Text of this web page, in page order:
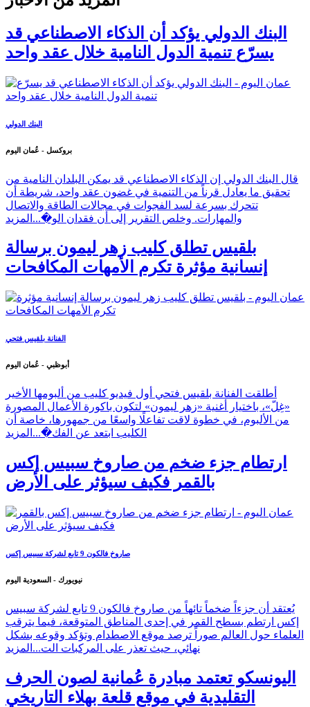
البنك الدولي يؤكد أن الذكاء الاصطناعي قد
يسرّع تنمية الدول النامية خلال عقد واحد
البنك الدولي
بروكسل - عُمان اليوم
قال البنك الدولي إن الذكاء الاصطناعي قد يمكن البلدان النامية من
تحقيق ما يعادل قرناً من التنمية في غضون عقد واحد، شريطة أن
تتحرك بسرعة لسد الفجوات في مجالات الطاقة والاتصال
والمهارات. وخلص التقرير إلى أن فقدان الو�... المزيد
بلقيس تطلق كليب زهر ليمون برسالة
إنسانية مؤثرة تكرم الأمهات المكافحات
الفنانة بلقيس فتحي
أبوظبي - عُمان اليوم
أطلقت الفنانة بلقيس فتحي أول فيديو كليب من ألبومها الأخير
«غِلّ»، باختيار أغنية «زهر ليمون» لتكون باكورة الأعمال المصورة
من الألبوم، في خطوة لاقت تفاعلًا واسعًا من جمهورها، خاصة أن
الكليب ابتعد عن الفك�... المزيد
ارتطام جزء ضخم من صاروخ سبيس إكس
بالقمر فكيف سيؤثر على الأرض
صاروخ فالكون 9 تابع لشركة سبيس إكس
نيويورك - السعودية اليوم
يُعتقد أن جزءاً ضخماً تائهاً من صاروخ فالكون 9 تابع لشركة سبيس
إكس ارتطم بسطح القمر في إحدى المناطق المتوقعة، فيما يترقب
العلماء حول العالم صوراً ترصد موقع الاصطدام وتؤكد وقوعه بشكل
نهائي، حيث تعذر على المركبات الت... المزيد
اليونسكو تعتمد مبادرة عُمانية لصون الحرف
التقليدية في موقع قلعة بهلاء التاريخي